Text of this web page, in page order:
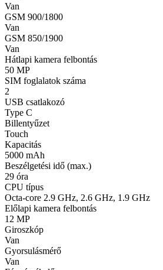
Van
GSM 900/1800
Van
GSM 850/1900
Van
Hátlapi kamera felbontás
50 MP
SIM foglalatok száma
2
USB csatlakozó
Type C
Billentyűzet
Touch
Kapacitás
5000 mAh
Beszélgetési idő (max.)
29 óra
CPU típus
Octa-core 2.9 GHz, 2.6 GHz, 1.9 GHz
Előlapi kamera felbontás
12 MP
Giroszkóp
Van
Gyorsulásmérő
Van